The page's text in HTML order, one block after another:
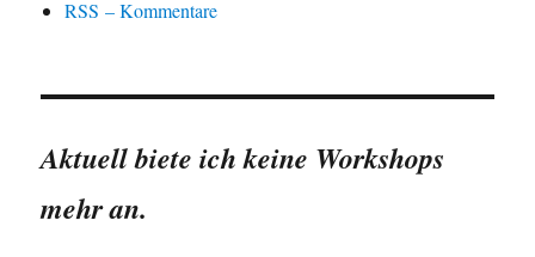
RSS – Kommentare
Aktuell biete ich keine Workshops
mehr an.